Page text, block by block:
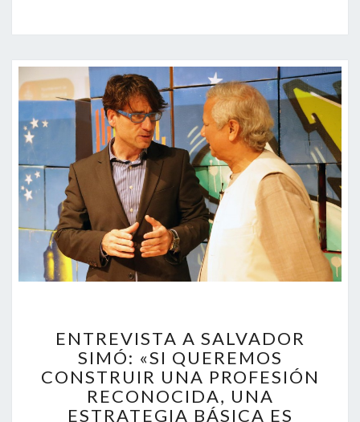
A
SALVADOR
SIMÓ:
«SI
QUEREMOS
ENTREVISTA A SALVADOR
SIMÓ: «SI QUEREMOS
CONSTRUIR UNA PROFESIÓN
RECONOCIDA, UNA
ESTRATEGIA BÁSICA ES